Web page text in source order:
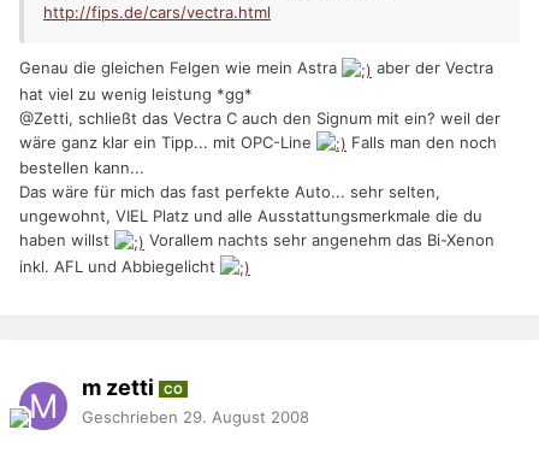
http://fips.de/cars/vectra.html
Genau die gleichen Felgen wie mein Astra
aber der Vectra
hat viel zu wenig leistung *gg*
@Zetti, schließt das Vectra C auch den Signum mit ein? weil der
wäre ganz klar ein Tipp... mit OPC-Line
Falls man den noch
bestellen kann...
Das wäre für mich das fast perfekte Auto... sehr selten,
ungewohnt, VIEL Platz und alle Ausstattungsmerkmale die du
haben willst
Vorallem nachts sehr angenehm das Bi-Xenon
inkl. AFL und Abbiegelicht
m zetti CO
Geschrieben 29. August 2008